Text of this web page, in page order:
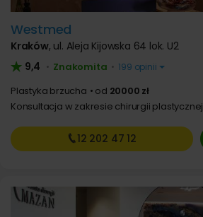
Westmed
Kraków, ul. Aleja Kijowska 64 lok. U2
9,4 • Znakomita • 199 opinii
Plastyka brzucha od 20000 zł
Konsultacja w zakresie chirurgii plastycznej
12 202 47 12